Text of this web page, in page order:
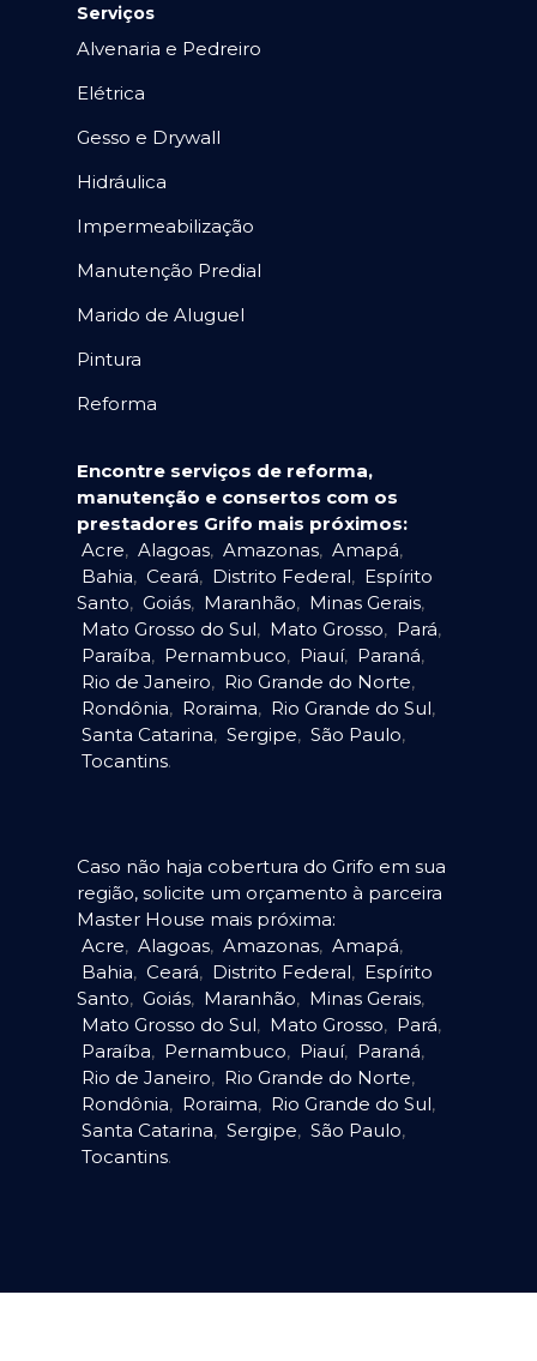
Serviços
Alvenaria e Pedreiro
Elétrica
Gesso e Drywall
Hidráulica
Impermeabilização
Manutenção Predial
Marido de Aluguel
Pintura
Reforma
Encontre serviços de reforma,
manutenção e consertos com os
prestadores Grifo mais próximos:
Acre, Alagoas, Amazonas, Amapá,
Bahia, Ceará, Distrito Federal, Espírito
Santo, Goiás, Maranhão, Minas Gerais,
Mato Grosso do Sul, Mato Grosso, Pará,
Paraíba, Pernambuco, Piauí, Paraná,
Rio de Janeiro, Rio Grande do Norte,
Rondônia, Roraima, Rio Grande do Sul,
Santa Catarina, Sergipe, São Paulo,
Tocantins.
Caso não haja cobertura do Grifo em sua
região, solicite um orçamento à parceira
Master House mais próxima:
Acre, Alagoas, Amazonas, Amapá,
Bahia, Ceará, Distrito Federal, Espírito
Santo, Goiás, Maranhão, Minas Gerais,
Mato Grosso do Sul, Mato Grosso, Pará,
Paraíba, Pernambuco, Piauí, Paraná,
Rio de Janeiro, Rio Grande do Norte,
Rondônia, Roraima, Rio Grande do Sul,
Santa Catarina, Sergipe, São Paulo,
Tocantins.